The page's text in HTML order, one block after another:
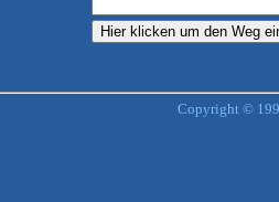
Copyright ©